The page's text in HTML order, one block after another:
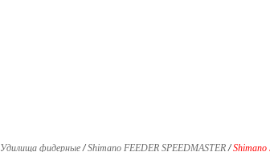
Удилища фидерные/Shimano FEEDER SPEEDMASTER/